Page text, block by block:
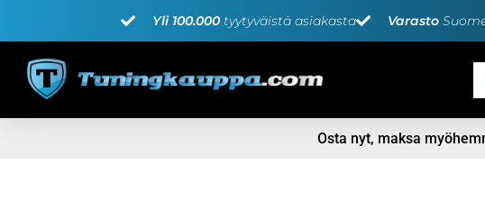
Yli 100.000 tyytyväistä asiakasta Varasto
Osta nyt, maksa